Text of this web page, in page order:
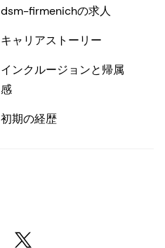
dsm-firmenichの求人
キャリアストーリー
インクルージョンと帰属
感
初期の経歴